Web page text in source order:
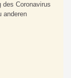
des Coronavirus
anderen